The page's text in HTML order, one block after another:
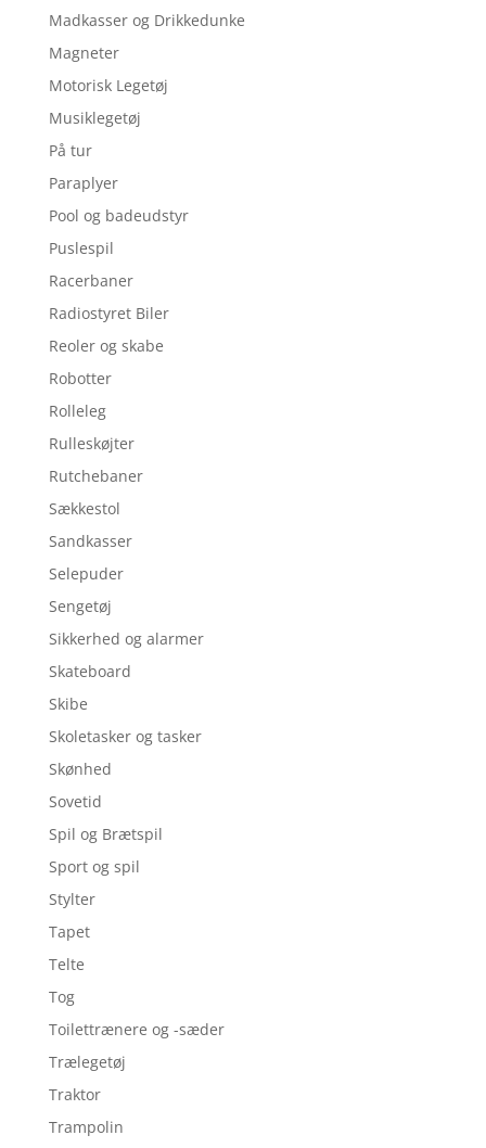
Madkasser og Drikkedunke
Magneter
Motorisk Legetøj
Musiklegetøj
På tur
Paraplyer
Pool og badeudstyr
Puslespil
Racerbaner
Radiostyret Biler
Reoler og skabe
Robotter
Rolleleg
Rulleskøjter
Rutchebaner
Sækkestol
Sandkasser
Selepuder
Sengetøj
Sikkerhed og alarmer
Skateboard
Skibe
Skoletasker og tasker
Skønhed
Sovetid
Spil og Brætspil
Sport og spil
Stylter
Tapet
Telte
Tog
Toilettrænere og -sæder
Trælegetøj
Traktor
Trampolin